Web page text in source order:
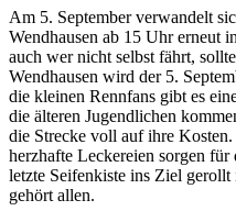
Am 5. September verwandelt
Wendhausen ab 15 Uhr erneut
auch wer nicht selbst fährt,
Wendhausen wird der 5.
die kleinen Rennfans gibt es
die älteren Jugendlichen
die Strecke voll auf ihre
herzhafte Leckereien sorgen
letzte Seifenkiste ins Ziel
gehört allen.